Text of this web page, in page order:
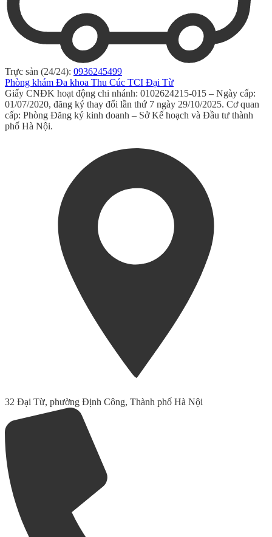
Trực sản (24/24): 0936245499
Phòng khám Đa khoa Thu Cúc TCI Đại Từ
Giấy CNĐK hoạt động chi nhánh: 0102624215-015 – Ngày cấp:
01/07/2020, đăng ký thay đổi lần thứ 7 ngày 29/10/2025. Cơ quan
cấp: Phòng Đăng ký kinh doanh – Sở Kế hoạch và Đầu tư thành
phố Hà Nội.
32 Đại Từ, phường Định Công, Thành phố Hà Nội